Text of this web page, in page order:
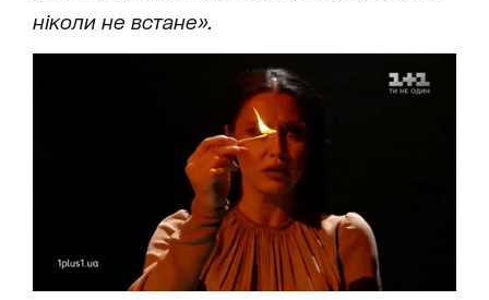
ніколи не встане».